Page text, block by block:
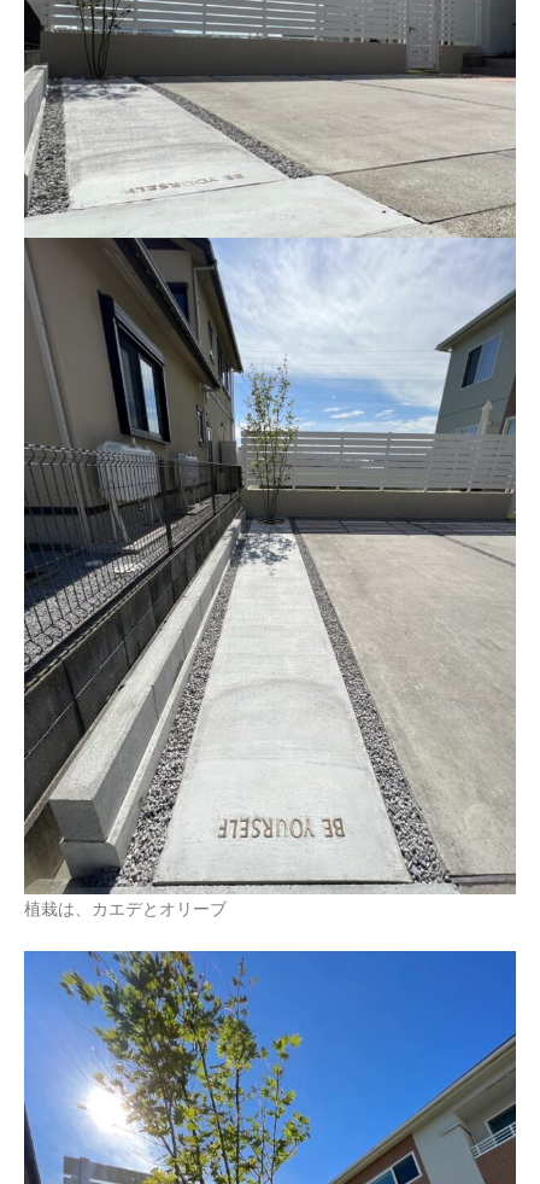
植栽は、カエデとオリーブ